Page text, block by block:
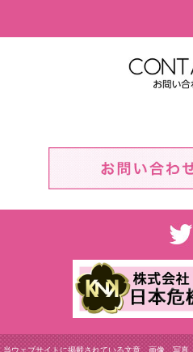
当ウェブサイトに掲載されている文章、画像、写